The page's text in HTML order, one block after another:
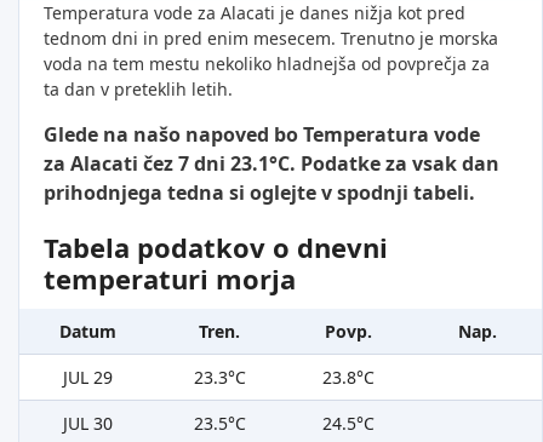
Temperatura vode za Alacati je danes nižja kot pred
tednom dni in pred enim mesecem. Trenutno je morska
voda na tem mestu nekoliko hladnejša od povprečja za
ta dan v preteklih letih.
Glede na našo napoved bo Temperatura vode
za Alacati čez 7 dni 23.1°C. Podatke za vsak dan
prihodnjega tedna si oglejte v spodnji tabeli.
Tabela podatkov o dnevni
temperaturi morja
Datum Tren. Povp.
Nap.
JUL 29
23.3°C
23.8°C
JUL 30
23.5°C
24.5°C